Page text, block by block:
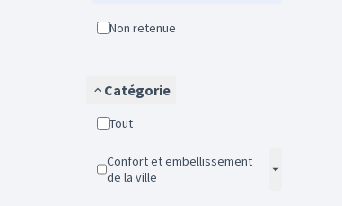
Non retenue
Catégorie
Tout
Confort et embellissement
de la ville